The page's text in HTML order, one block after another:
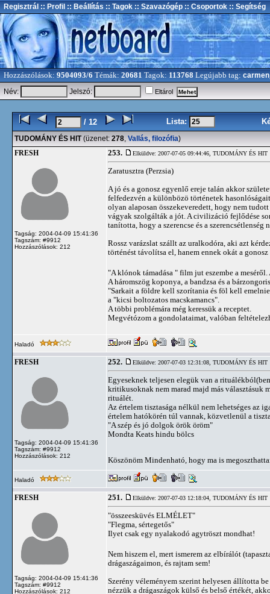
Regisztrál :: Profil :: Beállítás :: Tagok :: Szavazógép :: Csoportok :: Segítség
Hozzászólások: 9504093/6 Témák: 20681 Tagok: 113768 Legújabb tag:
Név:
Jelszó: Eltárol
/ 12 Lista:
TUDOMÁNY ÉS HIT(üzenet: 278, Vallás, filozófia)
FRESH
Tagság: 2004-04-09 15:41:36
Tagszám: #9912
Hozzászólások: 212
253. Elküldve: 2007-07-05 09:44:46, TUDOMÁNY ÉS HIT
Zaratusztra (Perzsia)
A jó és a gonosz egyenlő ereje talán akkor
felfedezvén a különbözö történetek
olyan alaposan összekeveredett, hogy nem
vágyak szolgálták a jót. A civilizáció fejlődése
tanította, hogy a szerencse és a
Rossz varázslat szállt az uralkodóra, aki azt
történést távolítsa el, hanem ennek okát a
"A klónok támadása " film jut eszembe a
A háromszög koponya, a bandzsa és a
"Sarkait a földre kell szorítania és föl kell
a "kicsi boltozatos macskamancs".
A többi problémára még keressük a receptet.
Megvétózom a gondolataimat, valóban
Haladó
FRESH
Tagság: 2004-04-09 15:41:36
Tagszám: #9912
Hozzászólások: 212
252. Elküldve: 2007-07-03 12:31:08, TUDOMÁNY ÉS HIT
Egyeseknek teljesen elegük van a
kritikusoknak nem marad majd más választásuk
rituálét.
Az értelem tisztasága nélkül nem lehetséges az
értelem hatókörén túl vannak, közvetlenül a
"A szép és jó dolgok örök öröm"
Mondta Keats hindu bölcs
Köszönöm Mindenható, hogy ma is
Haladó
FRESH
Tagság: 2004-04-09 15:41:36
Tagszám: #9912
Hozzászólások: 212
251. Elküldve: 2007-07-03 12:18:04, TUDOMÁNY ÉS HIT
"összeesküvés ELMÉLET"
"Flegma, sértegetős"
Ilyet csak egy nyalakodó agytröszt mondhat!
Nem hiszem el, mert ismerem az elbírálót
drágaszágaimon, és rajtam sem!
Szerény véleményem szerint helyesen állította be
nézzük a drágaszágok külső és belső értékét,